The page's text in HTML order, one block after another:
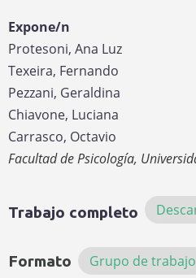
Expone/n
Protesoni, Ana Luz
Texeira, Fernando
Pezzani, Geraldina
Chiavone, Luciana
Carrasco, Octavio
Facultad de Psicología,
Trabajo completo
Formato Grupo de trabajo